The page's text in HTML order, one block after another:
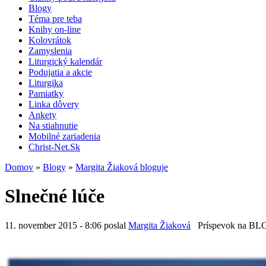
Blogy
Téma pre teba
Knihy on-line
Kolovrátok
Zamyslenia
Liturgický kalendár
Podujatia a akcie
Liturgika
Pamiatky
Linka dôvery
Ankety
Na stiahnutie
Mobilné zariadenia
Christ-Net.Sk
Domov » Blogy » Margita Žiaková bloguje
Slnečné lúče
11. november 2015 - 8:06 poslal Margita Žiaková Príspevok na